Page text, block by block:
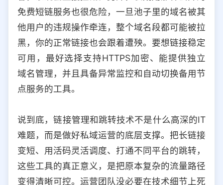
免费短链服务也很危险，一旦池子里的域名被其
他用户的违规操作牵连，整个域名段都可能被拉
黑，你的正常链接也会跟着遭殃。要想链接稳定
可用，最好选择支持HTTPS加密、能提供独立
域名管理，并且具备异常监控和自动切换备用节
点服务的工具。
说到底，链接管理和跳转技术不是什么高深的IT
难题，而是做好私域运营的底层支撑。把长链接
变短、用活码灵活调度、打通不同平台的跳转，
这些工具的真正意义，是把原本复杂的流量路径
变得清晰可控。运营团队没必要在技术细节上死